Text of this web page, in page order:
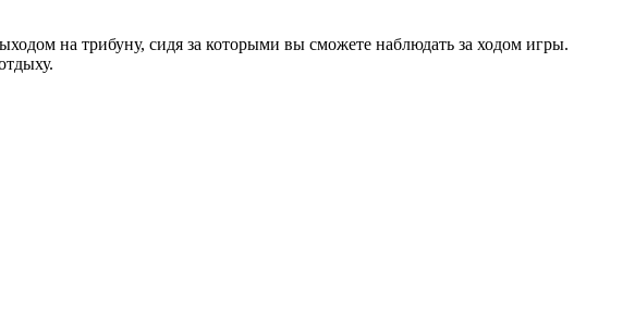
на трибуну, сидя за которыми вы сможете наблюдать за ходом игры.